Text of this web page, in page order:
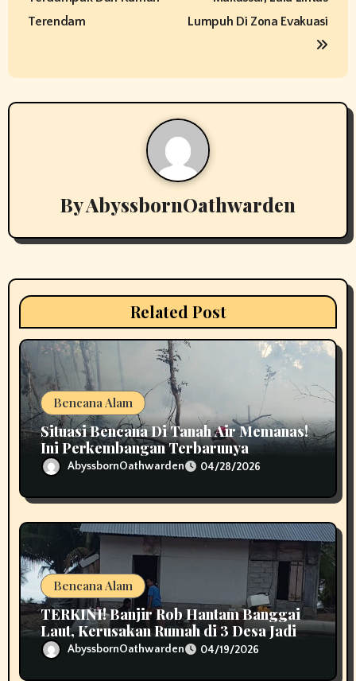
a
a
i
o
n
Terendam
Lumpuh Di Zona Evakuasi
ByAbyssbornOathwarden
Related Post
Bencana Alam
Situasi Bencana Di Tanah Air Memanas!
Ini Perkembangan Terbarunya
AbyssbornOathwarden 04/28/2026
Bencana Alam
TERKINI! Banjir Rob Hantam Banggai
Laut, Kerusakan Rumah di 3 Desa Jadi
Perhatian
AbyssbornOathwarden 04/19/2026